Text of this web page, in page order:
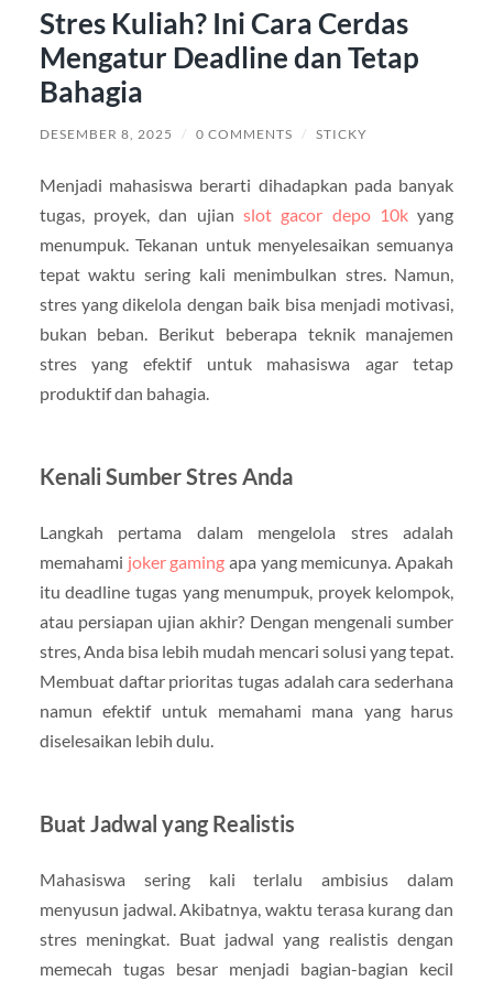
Stres Kuliah? Ini Cara Cerdas
Mengatur Deadline dan Tetap
Bahagia
DESEMBER 8, 2025 / 0 COMMENTS / STICKY
Menjadi mahasiswa berarti dihadapkan pada banyak
tugas, proyek, dan ujian slot gacor depo 10kyang
menumpuk. Tekanan untuk menyelesaikan semuanya
tepat waktu sering kali menimbulkan stres. Namun,
stres yang dikelola dengan baik bisa menjadi motivasi,
bukan beban. Berikut beberapa teknik manajemen
stres yang efektif untuk mahasiswa agar tetap
produktif dan bahagia.
Kenali Sumber Stres Anda
Langkah pertama dalam mengelola stres adalah
memahami joker gaming apa yang memicunya. Apakah
itu deadline tugas yang menumpuk, proyek kelompok,
atau persiapan ujian akhir? Dengan mengenali sumber
stres, Anda bisa lebih mudah mencari solusi yang tepat.
Membuat daftar prioritas tugas adalah cara sederhana
namun efektif untuk memahami mana yang harus
diselesaikan lebih dulu.
Buat Jadwal yang Realistis
Mahasiswa sering kali terlalu ambisius dalam
menyusun jadwal. Akibatnya, waktu terasa kurang dan
stres meningkat. Buat jadwal yang realistis dengan
memecah tugas besar menjadi bagian-bagian kecil